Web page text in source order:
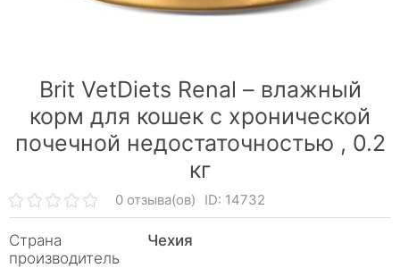
Brit VetDiets Renal – влажный
корм для кошек с хронической
почечной недостаточностью , 0.2
кг
0 отзыва(ов) ID: 14732
Страна
производитель
Чехия